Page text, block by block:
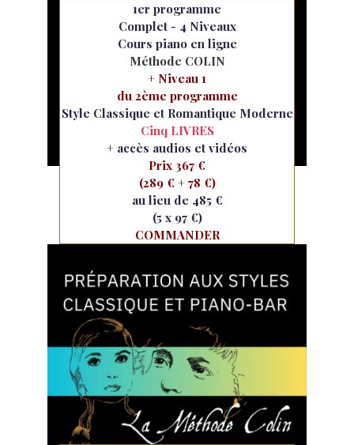
1er programme
Complet - 4 Niveaux
Cours piano en ligne
Méthode COLIN
+ Niveau 1
du 2ème programme
Style Classique et Romantique Moderne
Cinq LIVRES
+ accès audios et vidéos
Prix 367 €
(289 € + 78 €)
au lieu de 485 €
(5 x 97 €)
COMMANDER